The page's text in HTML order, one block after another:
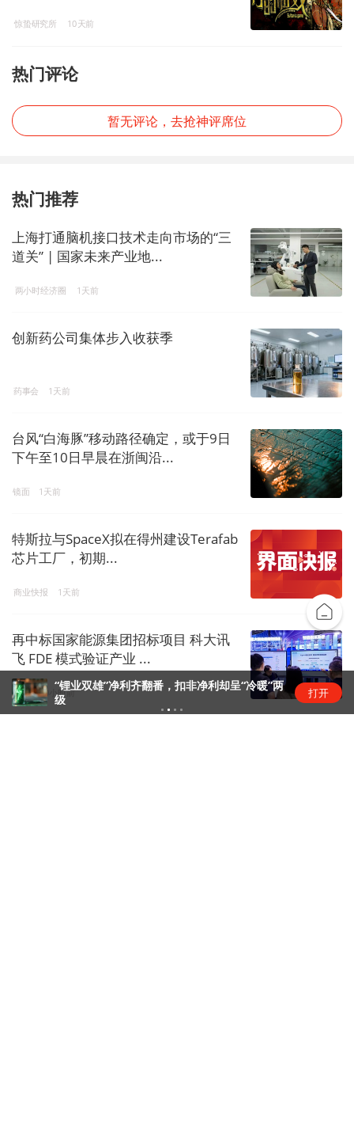
惊蛰研究所 10天前
热门评论
暂无评论，去抢神评席位
热门推荐
上海打通脑机接口技术走向市场的“三
道关” | 国家未来产业地...
两小时经济圈 1天前
创新药公司集体步入收获季
药事会 1天前
台风“白海豚”移动路径确定，或于9日
下午至10日早晨在浙闽沿...
镜面 1天前
特斯拉与SpaceX拟在得州建设Terafab
芯片工厂，初期...
商业快报 1天前
再中标国家能源集团招标项目 科大讯
飞 FDE 模式验证产业 ...
资讯 20小时前
“锂业双雄”净利齐翻番，扣非净利却呈“冷暖”两
级
打开